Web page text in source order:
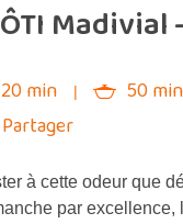
20 min 50 min
Partager
à cette odeur que
par excellence,